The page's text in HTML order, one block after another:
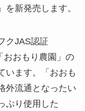
新発売します。
クJAS認証
おおもり農園」の
います。「おおも
外流通となったい
ぷり使用した